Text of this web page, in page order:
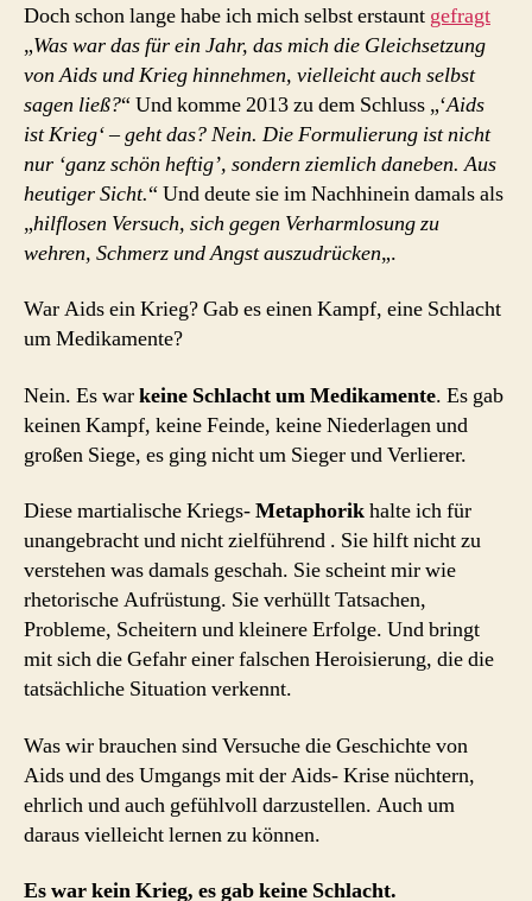
Doch schon lange habe ich mich selbst erstaunt gefragt
„Was war das für ein Jahr, das mich die Gleichsetzung
von Aids und Krieg hinnehmen, vielleicht auch selbst
sagen ließ?“ Und komme 2013 zu dem Schluss „‘Aids
ist Krieg‘ – geht das? Nein. Die Formulierung ist nicht
nur ‘ganz schön heftig’, sondern ziemlich daneben. Aus
heutiger Sicht.“ Und deute sie im Nachhinein damals als
„hilflosen Versuch, sich gegen Verharmlosung zu
wehren, Schmerz und Angst auszudrücken„.
War Aids ein Krieg? Gab es einen Kampf, eine Schlacht
um Medikamente?
Nein. Es warkeine Schlacht um Medikamente. Es gab
keinen Kampf, keine Feinde, keine Niederlagen und
großen Siege, es ging nicht um Sieger und Verlierer.
Diese martialische Kriegs-Metaphorikhalte ich für
unangebracht und nicht zielführend . Sie hilft nicht zu
verstehen was damals geschah. Sie scheint mir wie
rhetorische Aufrüstung. Sie verhüllt Tatsachen,
Probleme, Scheitern und kleinere Erfolge. Und bringt
mit sich die Gefahr einer falschen Heroisierung, die die
tatsächliche Situation verkennt.
Was wir brauchen sind Versuche die Geschichte von
Aids und des Umgangs mit der Aids- Krise nüchtern,
ehrlich und auch gefühlvoll darzustellen. Auch um
daraus vielleicht lernen zu können.
Es war kein Krieg, es gab keine Schlacht.